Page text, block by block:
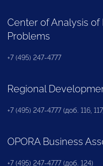
Center of Analysis
Problems
+7 (495) 247-4777
Regional
+7 (495) 247-4777 (доб. 116,
OPORA Business
+7 (495) 247-4777 (доб. 124)